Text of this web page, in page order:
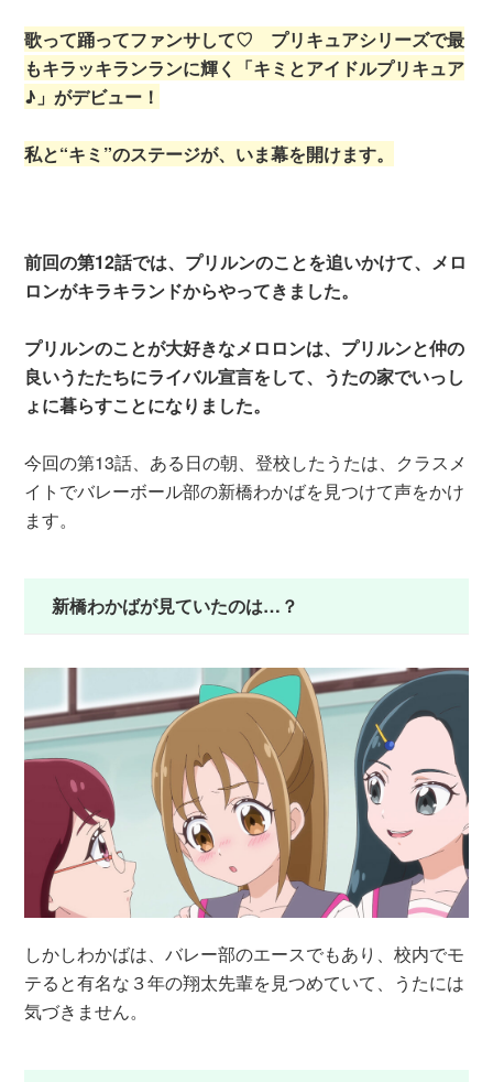
歌って踊ってファンサして♡ プリキュアシリーズで最
もキラッキランランに輝く「キミとアイドルプリキュア
♪」がデビュー！
私と“キミ”のステージが、いま幕を開けます。
前回の第12話では、プリルンのことを追いかけて、メロ
ロンがキラキランドからやってきました。
プリルンのことが大好きなメロロンは、プリルンと仲の
良いうたたちにライバル宣言をして、うたの家でいっし
ょに暮らすことになりました。
今回の第13話、ある日の朝、登校したうたは、クラスメ
イトでバレーボール部の新橋わかばを見つけて声をかけ
ます。
新橋わかばが見ていたのは…？
しかしわかばは、バレー部のエースでもあり、校内でモ
テると有名な３年の翔太先輩を見つめていて、うたには
気づきません。